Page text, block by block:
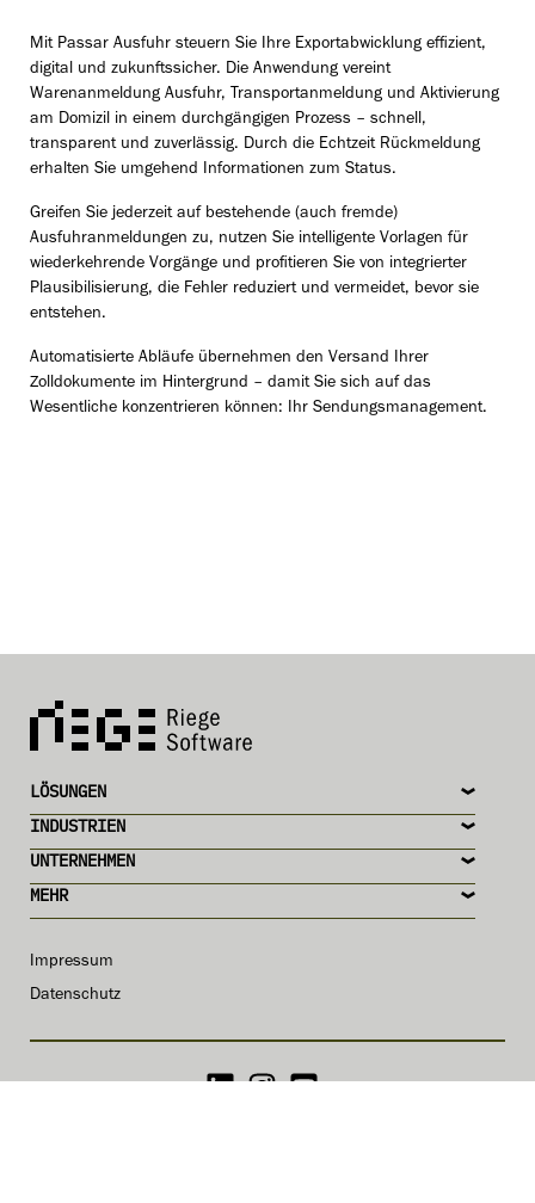
Mit Passar Ausfuhr steuern Sie Ihre Exportabwicklung effizient,
digital und zukunftssicher. Die Anwendung vereint
Warenanmeldung Ausfuhr, Transportanmeldung und Aktivierung
am Domizil in einem durchgängigen Prozess – schnell,
transparent und zuverlässig. Durch die Echtzeit Rückmeldung
erhalten Sie umgehend Informationen zum Status.
Greifen Sie jederzeit auf bestehende (auch fremde)
Ausfuhranmeldungen zu, nutzen Sie intelligente Vorlagen für
wiederkehrende Vorgänge und profitieren Sie von integrierter
Plausibilisierung, die Fehler reduziert und vermeidet, bevor sie
entstehen.
Automatisierte Abläufe übernehmen den Versand Ihrer
Zolldokumente im Hintergrund – damit Sie sich auf das
Wesentliche konzentrieren können: Ihr Sendungsmanagement.
MEHR
UNTERNEHMEN
INDUSTRIEN
LÖSUNGEN
Impressum
Datenschutz